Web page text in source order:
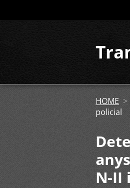
HOME >
policial
N-II